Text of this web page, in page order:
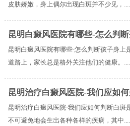
皮肤娇嫩，身上偶尔出现白斑并不少见，
昆明白癜风医院有哪些-怎么判
昆明白癜风医院有哪些-怎么判断孩子身上
道路上，家长总是格外关注他们的健康。
昆明治疗白癜风医院-我们应如
昆明治疗白癜风医院-我们应如何判断白斑
不可避免地会生出各种各样的疾病，其中.....